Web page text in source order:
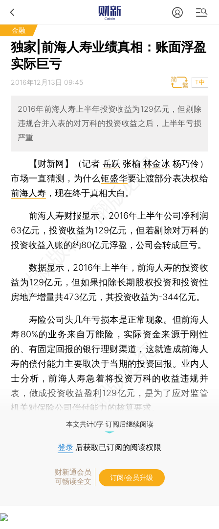
金融
独家|前海人寿业绩真相：账面浮盈
实际巨亏
2016年12月13日 09:45 T中
2016年前海人寿上半年投资收益为129亿元，但剔除
违规合并入表的对万科的投资收益之后，上半年亏损
严重
【财新网】（记者 岳跃 张榆林金冰 杨巧伶）
市场一直猜测，为什么钜盛华要让渡部分表决权给
前海人寿 ，现在终于真相大白。
前海人寿财报显示，2016年上半年公司净利润
63亿元，投资收益为129亿元，但若剔除对万科的
投资收益入账的约80亿元浮盈，公司会转成巨亏。
数据显示，2016年上半年，前海人寿的投资收
益为129亿元，但如果扣除长期股权投资和投资性
房地产增量共473亿元，其投资收益为-344亿元。
寿险公司头几年亏损本是正常现象。但前海人
寿80%的业务来自万能险，实际资金来源于刚性
的、有固定回报的银行理财渠道，这就造成前海人
寿的偿付能力主要取决于当期的投资回报。业内人
士分析，前海人寿急着将投资万科的收益违规并
表，做成投资收益盈利129亿元，是为了应对监管
机关对保险公司偿付能力的核算要求。
本文共计0字 订阅后继续阅读
登录 后获取已订阅的阅读权限
财新通会员
可畅读全文
订阅/会员升级